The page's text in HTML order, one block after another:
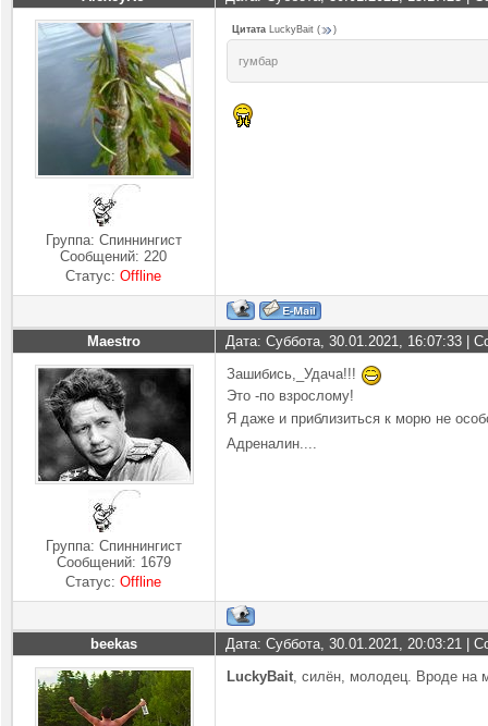
Группа: Спиннингист
Сообщений:220
Статус:Offline
Цитата LuckyBait ( )
гумбар
Maestro Дата: Суббота, 30.01.2021, 16:07:33 |
Группа: Спиннингист
Сообщений: 1679
Статус:Offline
Зашибись,_Удача!!!
Это -по взрослому!
Я даже и приблизиться к морю не
Адреналин....
beekas Дата: Суббота, 30.01.2021, 20:03:21 |
LuckyBait, силён, молодец. Вроде на